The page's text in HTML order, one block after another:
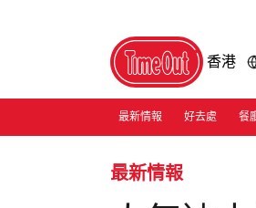
香港
最新情報 好去處 餐
最新情報